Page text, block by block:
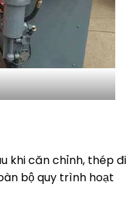
khi căn chỉnh, thép đi
bộ quy trình hoạt